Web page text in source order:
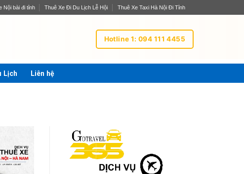
Nội bài đi tỉnh Thuê Xe Đi Du Lịch Lễ Hội Thuê Xe Taxi Hà Nội Đi Tỉnh
Hotline 1: 094 111 4455
Lịch Liên hệ